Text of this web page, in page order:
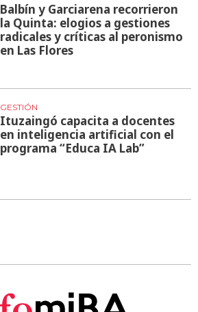
Balbín y Garciarena recorrieron
la Quinta: elogios a gestiones
radicales y críticas al peronismo
en Las Flores
GESTIÓN
Ituzaingó capacita a docentes
en inteligencia artificial con el
programa “Educa IA Lab”